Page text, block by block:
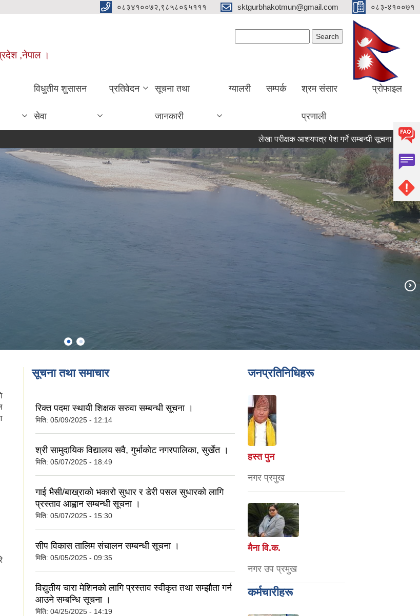
०८३४१००७२,९८५८०६५१११ sktgurbhakotmun@gmail.com ०८३-४१००७१
,नेपाल ।
विधुतीय शुसासन
सेवा
प्रतिवेदन सूचना तथा
जानकारी
ग्यालरी सम्पर्क श्रम संसार
प्रणाली
प्रोफाइल
लेखा परीक्षक आशयपत्र पेश गर्ने सम्बन्धी सूचना । मतदा
सूचना तथा समाचार
रिक्त पदमा स्थायी शिक्षक सरुवा सम्बन्धी सूचना ।
मिति: 05/09/2025 - 12:14
श्री सामुदायिक विद्यालय सवै, गुर्भाकोट नगरपालिका, सुर्खेत ।
मिति: 05/07/2025 - 18:49
गाई भैसी/बाख्राको भकारो सुधार र डेरी पसल सुधारको लागि
प्रस्ताव आह्वान सम्बन्धी सूचना ।
मिति: 05/07/2025 - 15:30
सीप विकास तालिम संचालन सम्बन्धी सूचना ।
मिति: 05/05/2025 - 09:35
विद्युतीय चारा मेशिनको लागि प्रस्ताव स्वीकृत तथा सम्झौता गर्न
आउने सम्बन्धि सूचना ।
मिति: 04/25/2025 - 14:19
जनप्रतिनिधिहरू
हस्त पुन
नगर प्रमुख
मैना वि‍.क.
नगर उप प्रमुख
कर्मचारीहरू